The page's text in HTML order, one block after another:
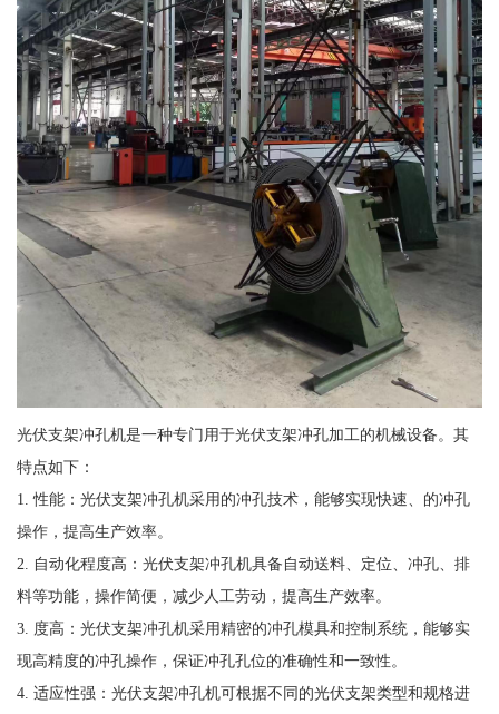
光伏支架冲孔机是一种专门用于光伏支架冲孔加工的机械设备。其
特点如下：
1. 性能：光伏支架冲孔机采用的冲孔技术，能够实现快速、的冲孔
操作，提高生产效率。
2. 自动化程度高：光伏支架冲孔机具备自动送料、定位、冲孔、排
料等功能，操作简便，减少人工劳动，提高生产效率。
3. 度高：光伏支架冲孔机采用精密的冲孔模具和控制系统，能够实
现高精度的冲孔操作，保证冲孔孔位的准确性和一致性。
4. 适应性强：光伏支架冲孔机可根据不同的光伏支架类型和规格进